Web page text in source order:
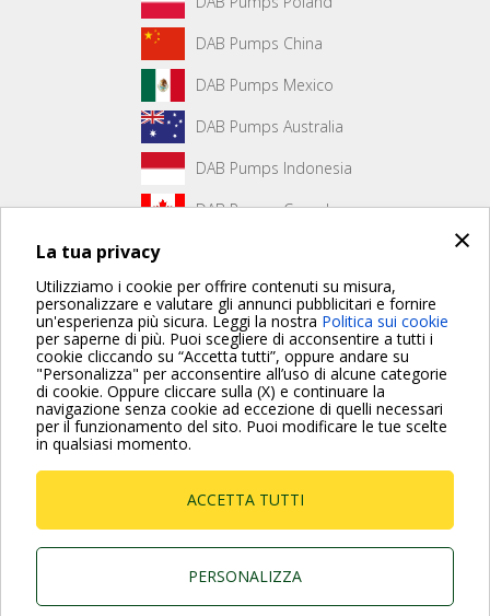
×
La tua privacy
Utilizziamo i cookie per offrire contenuti su misura,
personalizzare e valutare gli annunci pubblicitari e fornire
un'esperienza più sicura. Leggi la nostra Politica sui cookie
per saperne di più. Puoi scegliere di acconsentire a tutti i
cookie cliccando su “Accetta tutti”, oppure andare su
"Personalizza" per acconsentire all’uso di alcune categorie
di cookie. Oppure cliccare sulla (X) e continuare la
navigazione senza cookie ad eccezione di quelli necessari
per il funzionamento del sito. Puoi modificare le tue scelte
in qualsiasi momento.
ACCETTA TUTTI
PERSONALIZZA
DAB Pumps China
DAB Pumps Mexico
DAB Pumps Australia
DAB Pumps Indonesia
DAB Pumps Canada
Non è stato creato alcun contenuto per la prima pagina.
Per maggiori informazioni consulta anche le Domande più
Frequenti
P.I. 03675230282 - R.E.A. Padova N. 328200- Cap.